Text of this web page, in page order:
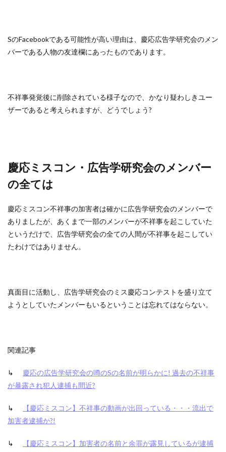
SのFacebookである可能性が高い理由は、慶応広告学研究会のメン
バーである人物の友達欄にあったものであります。
不祥事発覚後に削除されている様子なので、かなり疑わしきユー
ザーであると考えられますが、どうでしょう?
慶応ミスコン・広告学研究会のメンバー
の全ては
慶応ミスコン不祥事の加害者は確かに広告学研究会のメンバーで
ありましたが、あくまで一部のメンバーが不祥事を起こしていた
というだけで、広告学研究会の全ての人間が不祥事を起こしてい
たわけではありません。
真面目に活動し、広告学研究会のミス慶応コンテストを盛り立て
ようとしていたメンバーもいるということは忘れてはならない。
関連記事
↳
慶応の広告学研究会の噂のSの名前が明らかに! 過去の不祥事
が暴露され犯人逮捕も間近?
↳
【慶応ミスコン】不祥事の動画が出回っている・・・流出で
加害者逮捕か?!
↳
【慶応ミスコン】加害者の名前と余罪が露見しているが逮捕